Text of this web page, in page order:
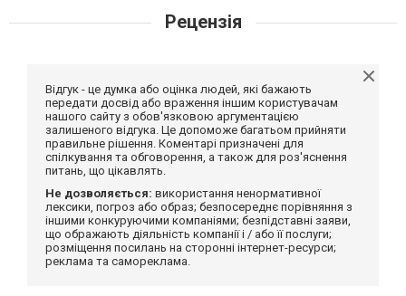
Рецензія
Відгук - це думка або оцінка людей, які бажають
передати досвід або враження іншим користувачам
нашого сайту з обов'язковою аргументацією
залишеного відгука. Це допоможе багатьом прийняти
правильне рішення. Коментарі призначені для
спілкування та обговорення, а також для роз'яснення
питань, що цікавлять.
Не дозволяється: використання ненормативної
лексики, погроз або образ; безпосереднє порівняння з
іншими конкуруючими компаніями; безпідставні заяви,
що ображають діяльність компанії і / або її послуги;
розміщення посилань на сторонні інтернет-ресурси;
реклама та самореклама.